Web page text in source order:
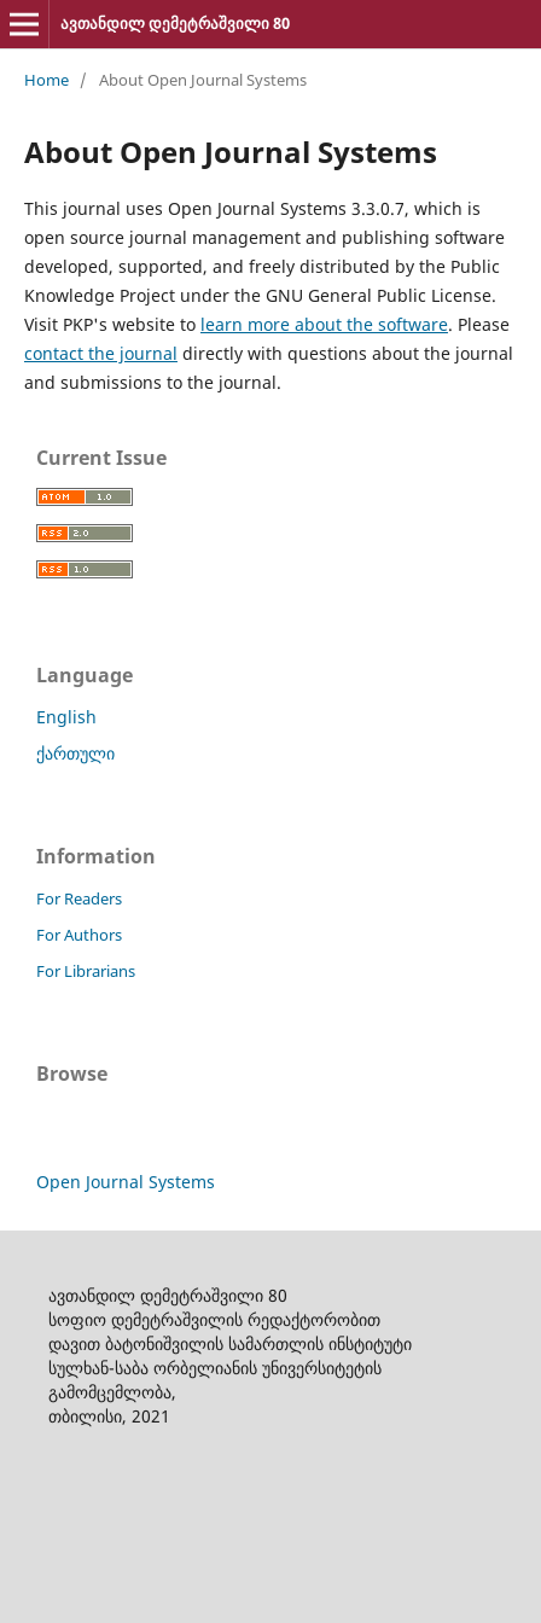
ავთანდილ დემეტრაშვილი 80
Home / About Open Journal Systems
About Open Journal Systems
This journal uses Open Journal Systems 3.3.0.7, which is
open source journal management and publishing software
developed, supported, and freely distributed by the Public
Knowledge Project under the GNU General Public License.
Visit PKP's website to learn more about the software. Please
contact the journal directly with questions about the journal
and submissions to the journal.
Current Issue
Language
English
ქართული
Information
For Readers
For Authors
For Librarians
Browse
Open Journal Systems
ავთანდილ დემეტრაშვილი 80
სოფიო დემეტრაშვილის რედაქტორობით
დავით ბატონიშვილის სამართლის ინსტიტუტი
სულხან-საბა ორბელიანის უნივერსიტეტის
გამომცემლობა,
თბილისი, 2021